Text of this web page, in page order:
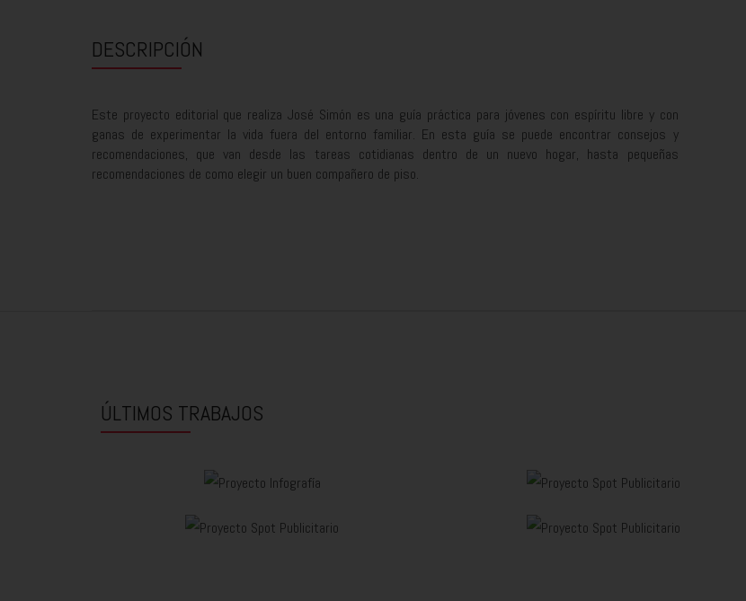
DESCRIPCIÓN
Este proyecto editorial que realiza José Simón es una guía práctica para jóvenes con espíritu libre y con
ganas de experimentar la vida fuera del entorno familiar. En esta guía se puede encontrar consejos y
recomendaciones, que van desde las tareas cotidianas dentro de un nuevo hogar, hasta pequeñas
recomendaciones de como elegir un buen compañero de piso.
ÚLTIMOS TRABAJOS